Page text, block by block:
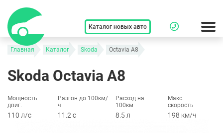
Каталог новых авто
Главная Каталог Skoda Octavia A8
Skoda Octavia A8
Мощность
двиг.
110 л/c
Разгон до 100км/
ч
11.2 c
Расход на
100км
8.5 л
Макс.
скорость
198 км/ч